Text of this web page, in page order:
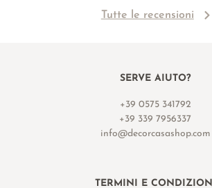
Tutte le recensioni
SERVE AIUTO?
+39 0575 341792
+39 339 7956337
info@decorcasashop.com
TERMINI E CONDIZIONI